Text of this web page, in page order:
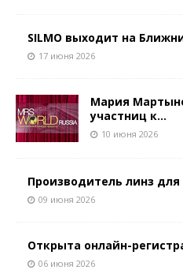
SILMO выходит на
17 июня 2026
Мария
участниц к...
10 июня 2026
Производитель линз
09 июня 2026
Открыта онлайн-
06 июня 2026